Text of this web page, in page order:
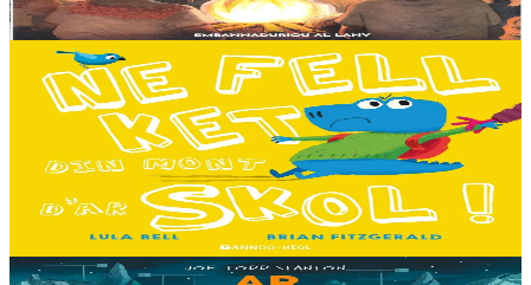
Er stok 11,00 €
3 bloaz hag ouzhpenn
Bannoù-heol
Ne fell ket din mont d'ar skol !
Hiziv emañ devezh skol kentañ Logodennig ha Dinosaorig. Ne fell
ket dezho mont, tamm ebet ! Pa grogo ar c'hentelioù avat e vo ur
pezh mell souezhenn....
13,00 €
8 vloaz hag ouzhpenn